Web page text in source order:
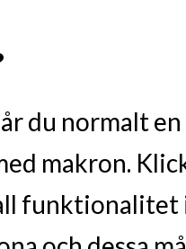
du normalt
makron.